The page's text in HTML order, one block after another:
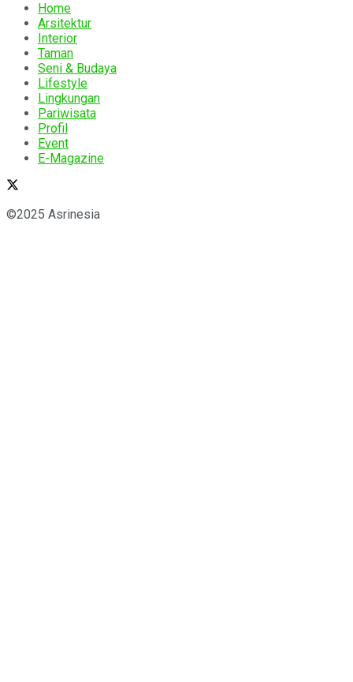
Home
Arsitektur
Interior
Taman
Seni & Budaya
Lifestyle
Lingkungan
Pariwisata
Profil
Event
E-Magazine
©2025 Asrinesia